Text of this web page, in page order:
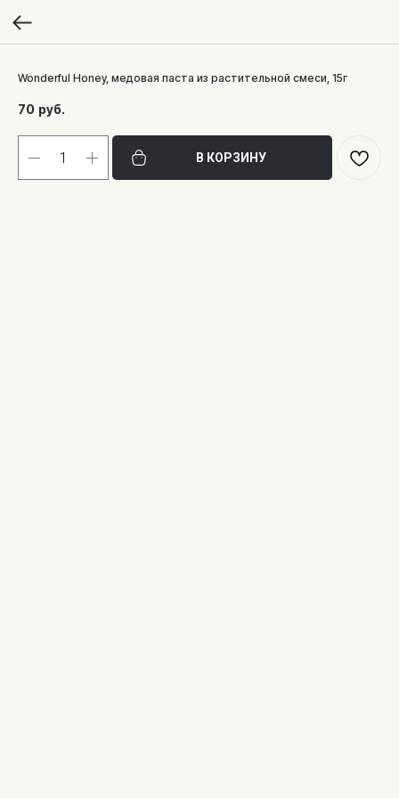
Wonderful Honey, медовая паста из растительной смеси, 15г
70 руб.
В КОРЗИНУ